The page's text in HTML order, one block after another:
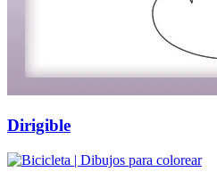
Dirigible